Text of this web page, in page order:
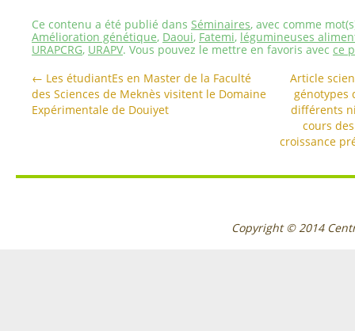
Ce contenu a été publié dans Séminaires, avec comme
Amélioration génétique, Daoui, Fatemi, légumineuses
URAPCRG, URAPV. Vous pouvez le mettre en favoris avec ce
← Les étudiantEs en Master de la Faculté
des Sciences de Meknès visitent le Domaine
Expérimentale de Douiyet
Article
génotypes
différents
cours
croissance
Copyright © 2014